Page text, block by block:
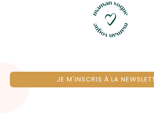
JE M'INSCRIS À LA